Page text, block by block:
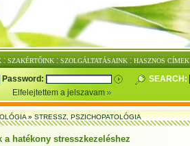
: SZAKÉRTŐINK : SZOLGÁLTATÁSAINK : HASZNOS CÍMEK
Password:
SEARCH:
Elfelejtettem a jelszavam
»STRESSZ, PSZICHOPATOLÓGIA
a hatékony stresszkezeléshez